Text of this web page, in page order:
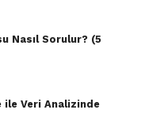
Nasıl Sorulur? (5
ile Veri Analizinde